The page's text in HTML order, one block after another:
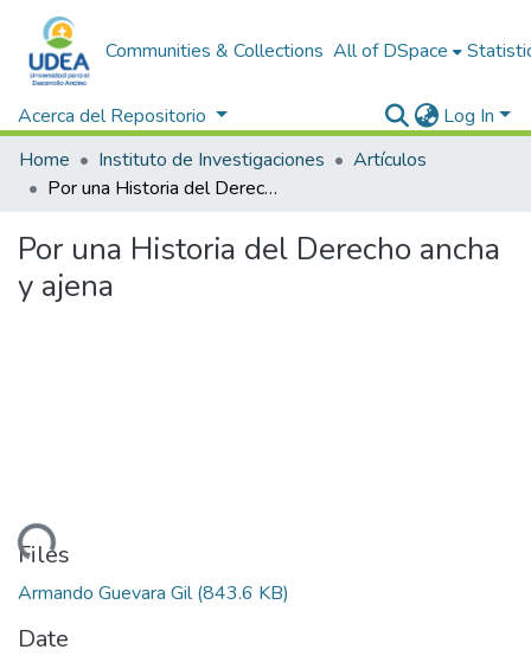
Communities & Collections All of DSpace
Acerca del Repositorio
Log In
Home
Instituto de Investigaciones
Artículos
Por una Historia del Derecho ancha y ajena
Por una Historia del Derecho ancha
y ajena
Files
Armando Guevara Gil(843.6 KB)
Date